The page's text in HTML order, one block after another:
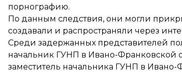
порнографию.
По данным следствия, они могли
создавали и распространяли через
Среди задержанных представителей
начальник ГУНП в Ивано-Франковской
заместитель начальника ГУНП в Ивано-